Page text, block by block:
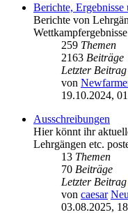
Berichte,
Berichte von
Wettkampfergebnisse
259 Themen
2163 Beiträge
Letzter Beitrag
von
19.10.2024,
Ausschreibungen
Hier könnt ihr
Lehrgängen etc.
13 Themen
70 Beiträge
Letzter Beitrag
von caesar
03.08.2025,